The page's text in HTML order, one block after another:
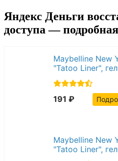
Яндекс Деньги
доступа —
Maybelline New
"Tatoo Liner",
цвет, оттенок
191 ₽
Maybelline New
"Tatoo Liner",
цвет, оттенок